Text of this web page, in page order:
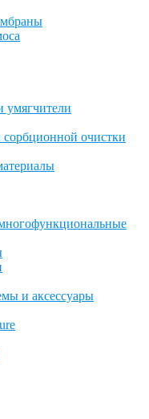
умягчители
очистки
и аксессуары